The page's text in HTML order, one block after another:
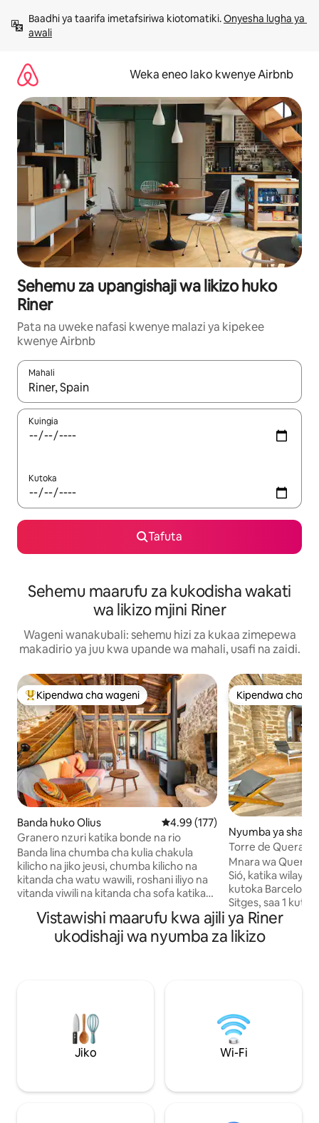
kwenda
kwenye
Baadhi ya taarifa imetafsiriwa kiotomatiki. Onyesha lugha ya
awali
Weka eneo lako kwenye Airbnb
Sehemu za upangishaji wa likizo huko
Riner
Pata na uweke nafasi kwenye malazi ya kipekee
kwenye Airbnb
Mahali
Wakati matokeo yanapatikana, vinjari kwa kutumia vitufe vya
Kuingia
Kutoka
Tafuta
Sehemu maarufu za kukodisha wakati
wa likizo mjini Riner
Wageni wanakubali: sehemu hizi za kukaa zimepewa
makadirio ya juu kwa upande wa mahali, usafi na zaidi.
Kipendwa maarufu cha wageni
Kipendwa cha wageni
Banda huko Olius Ukadiriaji wa wastani wa 4.99
4.99 (177)
Granero nzuri katika bonde na rio
Banda lina chumba cha kulia chakula
kilicho na jiko jeusi, chumba kilicho na
kitanda cha watu wawili, roshani iliyo na
vitanda viwili na kitanda cha sofa katika
dirisha ili uweze kufurahia mazingira ya
asili unapooga. Meko, bwawa la kuogelea
na mto. Na mazingira yenye jengo
Mkahawa wa vijijini uko umbali wa dakika
5 na mji/mji mkuu wenye maduka
makubwa na mikahawa yote uko umbali
wa dakika 10!
Kipendwa cha
Kipendwa cha
Nyumba ya
érida
Torre de Queralt
Mnara wa Queralt
Sió, katika wilaya
kutoka
Sitges, saa 1
kutoka kituo cha
Mnara huu wa
kikamilifu
jiko la nje, BBQ,
miguu, uwanja wa
trampolini.
Vistawishi maarufu kwa ajili ya Riner
ukodishaji wa nyumba za likizo
Jiko Wi-Fi